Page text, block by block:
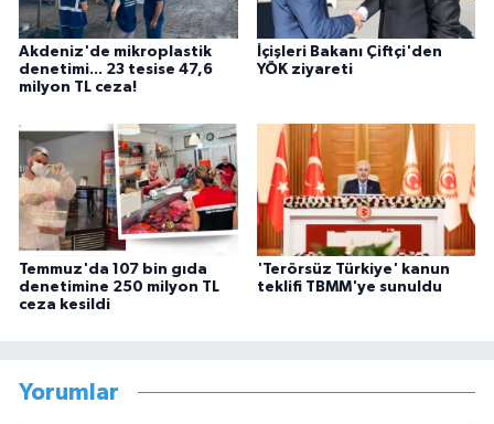
Akdeniz'de mikroplastik
denetimi... 23 tesise 47,6
milyon TL ceza!
İçişleri Bakanı Çiftçi'den
YÖK ziyareti
Temmuz'da 107 bin gıda
denetimine 250 milyon TL
ceza kesildi
'Terörsüz Türkiye' kanun
teklifi TBMM'ye sunuldu
Yorumlar